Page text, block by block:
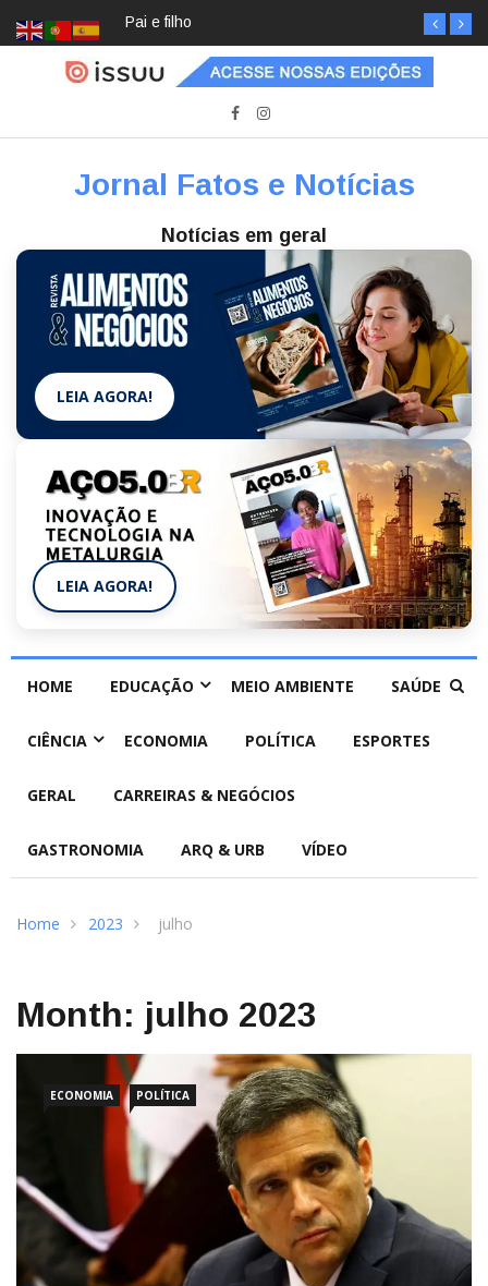
Pai e filho
Jornal Fatos e Notícias
Notícias em geral
LEIA AGORA!
LEIA AGORA!
HOME EDUCAÇÃO MEIO AMBIENTE SAÚDE
CIÊNCIA ECONOMIA POLÍTICA ESPORTES
GERAL CARREIRAS & NEGÓCIOS
GASTRONOMIA ARQ & URB VÍDEO
Home 2023 julho
Month: julho 2023
ECONOMIA POLÍTICA